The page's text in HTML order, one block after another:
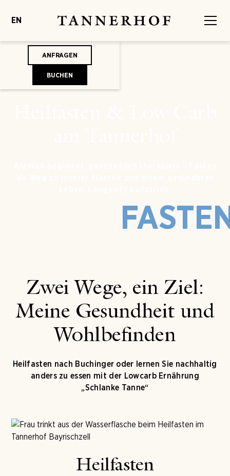
EN
ANFRAGEN
BUCHEN
Zwei Wege, ein Ziel:
Meine Gesundheit und
Wohlbefinden
Heilfasten nach Buchinger oder lernen Sie nachhaltig
anders zu essen mit der Lowcarb Ernährung
„Schlanke Tanne“
Heilfasten